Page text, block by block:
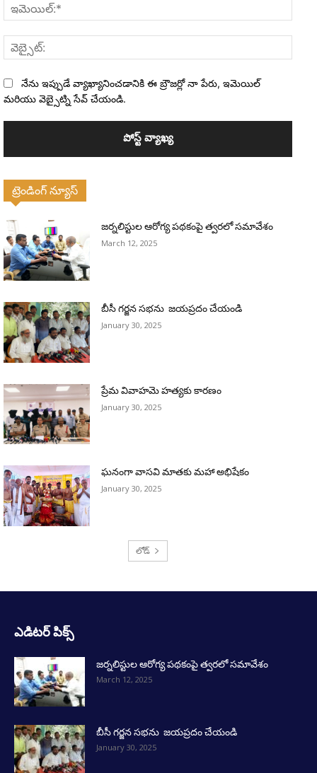
నేను ఇప్పుడే వ్యాఖ్యానించడానికి ఈ బ్రౌజర్లో నా పేరు, ఇమెయిల్
మరియు వెబ్సైట్ని సేవ్ చేయండి.
ట్రెండింగ్ న్యూస్
జర్నలిస్టుల ఆరోగ్య పథకంపై త్వరలో సమావేశం
March 12, 2025
బీసీ గర్జన సభను జయప్రదం చేయండి
January 30, 2025
ప్రేమ వివాహమె హత్యకు కారణం
January 30, 2025
ఘనంగా వాసవి మాతకు మహా అభిషేకం
January 30, 2025
లోడ్
ఎడిటర్ పిక్స్
జర్నలిస్టుల ఆరోగ్య పథకంపై త్వరలో సమావేశం
March 12, 2025
బీసీ గర్జన సభను జయప్రదం చేయండి
January 30, 2025